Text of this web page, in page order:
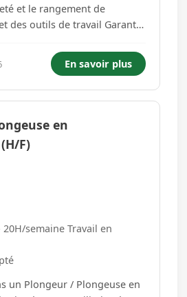
et le rangement de
outils de travail Garantir
respect des fiches
place ainsi que des
et de ...
En savoir plus
en
F)
semaine Travail en
un Plongeur / Plongeuse en